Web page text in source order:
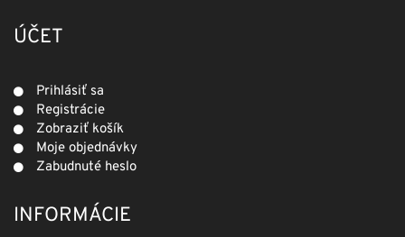
ÚČET
Prihlásiť sa
Registrácie
Zobraziť košík
Moje objednávky
Zabudnuté heslo
INFORMÁCIE